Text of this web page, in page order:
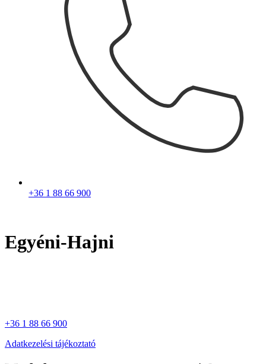
+36 1 88 66 900
Egyéni-Hajni
+36 1 88 66 900
Adatkezelési tájékoztató